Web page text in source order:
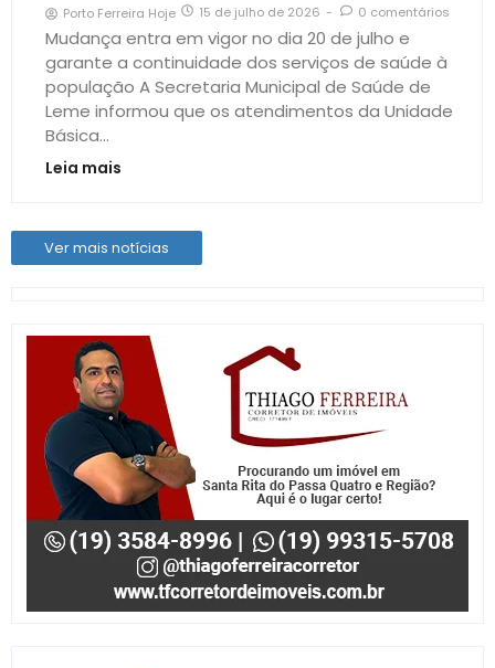
Porto Ferreira Hoje 15 de julho de 2026 - 0 comentários
Mudança entra em vigor no dia 20 de julho e
garante a continuidade dos serviços de saúde à
população A Secretaria Municipal de Saúde de
Leme informou que os atendimentos da Unidade
Básica...
Leia mais
Ver mais notícias